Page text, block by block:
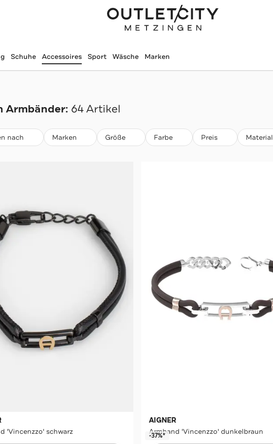
Schuhe Accessoires Sport Wäsche Marken
Armbänder: 64 Artikel
nach Marken Größe Farbe Preis Material
'Vincenzzo' schwarz
AIGNER
Armband 'Vincenzzo' dunkelbraun
-37%*